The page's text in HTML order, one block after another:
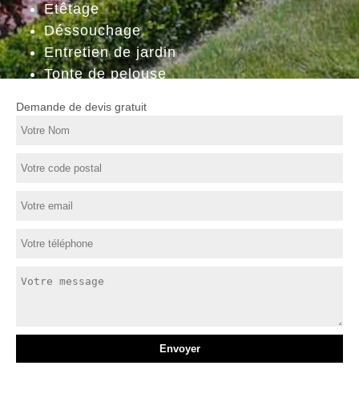
Etêtage
Déssouchage
Entretien de jardin
Tonte de pelouse
Demande de devis gratuit